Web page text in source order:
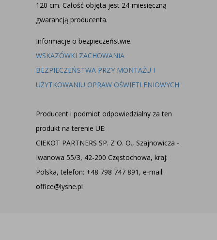
120 cm. Całość objęta jest 24-miesięczną
gwarancją producenta.
Informacje o bezpieczeństwie:
WSKAZÓWKI ZACHOWANIA
BEZPIECZEŃSTWA PRZY MONTAŻU I
UŻYTKOWANIU OPRAW OŚWIETLENIOWYCH
Producent i podmiot odpowiedzialny za ten
produkt na terenie UE:
CIEKOT PARTNERS SP. Z O. O., Szajnowicza -
Iwanowa 55/3, 42-200 Częstochowa, kraj:
Polska, telefon: +48 798 747 891, e-mail:
office@lysne.pl